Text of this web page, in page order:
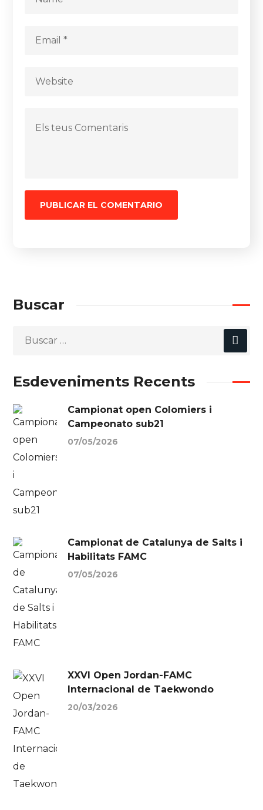
Buscar
Esdeveniments Recents
Campionat open Colomiers i
Campeonato sub21
07/05/2026
Campionat de Catalunya de Salts i
Habilitats FAMC
07/05/2026
XXVI Open Jordan-FAMC
Internacional de Taekwondo
20/03/2026